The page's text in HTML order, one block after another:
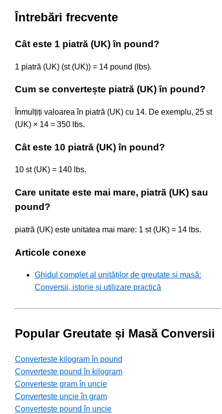
Întrebări frecvente
Cât este 1 piatră (UK) în pound?
1 piatră (UK) (st (UK)) = 14 pound (lbs).
Cum se convertește piatră (UK) în pound?
Înmulțiți valoarea în piatră (UK) cu 14. De exemplu, 25 st
(UK) × 14 = 350 lbs.
Cât este 10 piatră (UK) în pound?
10 st (UK) = 140 lbs.
Care unitate este mai mare, piatră (UK) sau
pound?
piatră (UK) este unitatea mai mare: 1 st (UK) = 14 lbs.
Articole conexe
Ghidul complet al unităților de greutate și masă:
Conversii, istorie și utilizare practică
Popular Greutate și Masă Conversii
Converteste kilogram în pound
Converteste pound în kilogram
Converteste gram în uncie
Converteste uncie în gram
Converteste pound în uncie